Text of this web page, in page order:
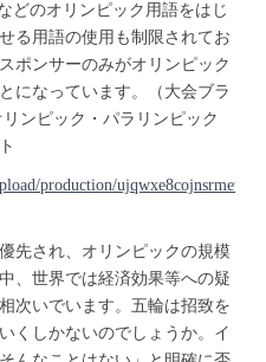
どのオリンピック用語をはじ
る用語の使用も制限されてお
ポンサーのみがオリンピック
になっています。（大会ブラ
ンピック・パラリンピック
production/
先され、オリンピックの規模
、世界では経済効果等への疑
次いでいます。五輪は招致を
くしかないのでしょうか。イ